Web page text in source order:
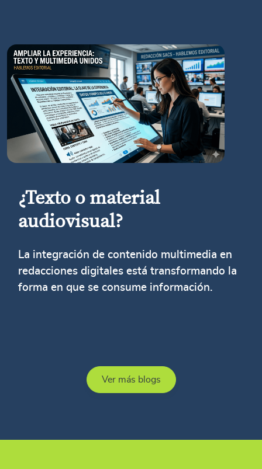
¿Texto o material
audiovisual?
La integración de contenido multimedia en
redacciones digitales está transformando la
forma en que se consume información.
Ver más blogs